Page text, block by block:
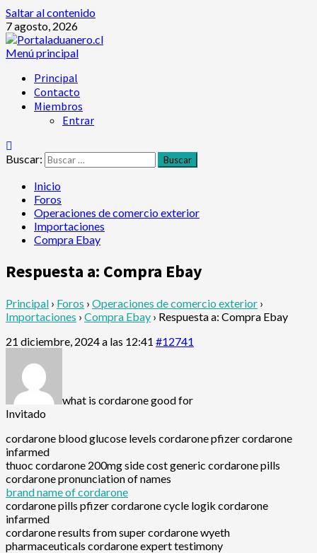
Saltar al contenido
7 agosto, 2026
Menú principal
Principal
Contacto
Miembros
Entrar
Buscar:
Inicio
Foros
Operaciones de comercio exterior
Importaciones
Compra Ebay
Respuesta a: Compra Ebay
Principal › Foros › Operaciones de comercio exterior ›
Importaciones › Compra Ebay › Respuesta a: Compra Ebay
21 diciembre, 2024 a las 12:41 #12741
what is cordarone good for
Invitado
cordarone blood glucose levels cordarone pfizer cordarone
infarmed
thuoc cordarone 200mg side cost generic cordarone pills
cordarone pronunciation of names
brand name of cordarone
cordarone pills pfizer cordarone cycle logik cordarone
infarmed
cordarone results from super cordarone wyeth
pharmaceuticals cordarone expert testimony